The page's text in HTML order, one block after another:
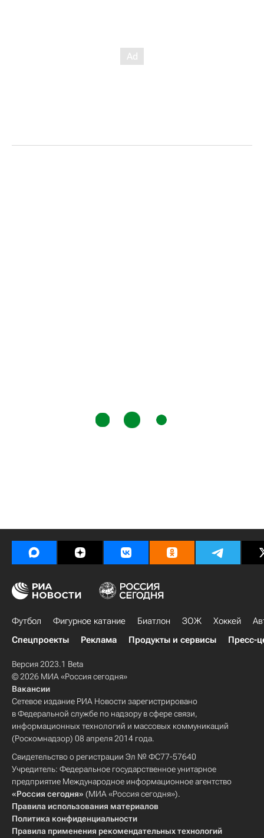
Футбол Фигурное катание Биатлон ЗОЖ Хоккей
Спецпроекты
Реклама Продукты и сервисы Пресс-
Версия 2023.1 Beta
© 2026 МИА «Россия сегодня»
Вакансии
Сетевое издание РИА Новости зарегистрировано
в Федеральной службе по надзору в сфере связи,
информационных технологий и массовых коммуникаций
(Роскомнадзор) 08 апреля 2014 года.
Свидетельство о регистрации Эл № ФС77-57640
Учредитель: Федеральное государственное унитарное
предприятие Международное информационное агентство
«Россия сегодня» (МИА «Россия сегодня»).
Правила использования материалов
Политика конфиденциальности
Правила применения рекомендательных технологий